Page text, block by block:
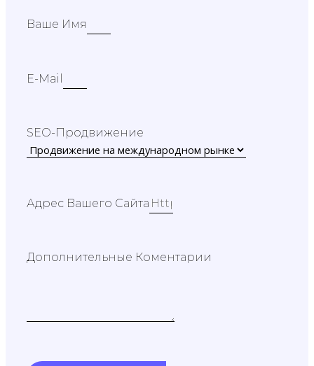
Ваше Имя
E-Mail
SEO-Продвижение
Адрес Вашего Сайта
Дополнительные Коментарии